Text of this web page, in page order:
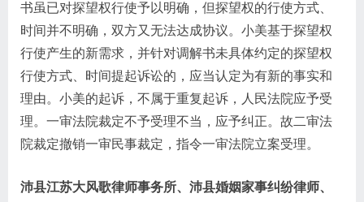
书虽已对探望权行使予以明确，但探望权的行使方式、
时间并不明确，双方又无法达成协议。小美基于探望权
行使产生的新需求，并针对调解书未具体约定的探望权
行使方式、时间提起诉讼的，应当认定为有新的事实和
理由。小美的起诉，不属于重复起诉，人民法院应予受
理。一审法院裁定不予受理不当，应予纠正。故二审法
院裁定撤销一审民事裁定，指令一审法院立案受理。
沛县江苏大风歌律师事务所、沛县婚姻家事纠纷律师、